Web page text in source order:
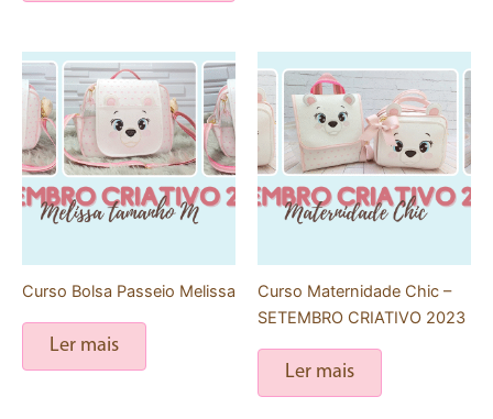
Curso Bolsa Passeio Melissa
Ler mais
Curso Maternidade Chic –
SETEMBRO CRIATIVO 2023
Ler mais